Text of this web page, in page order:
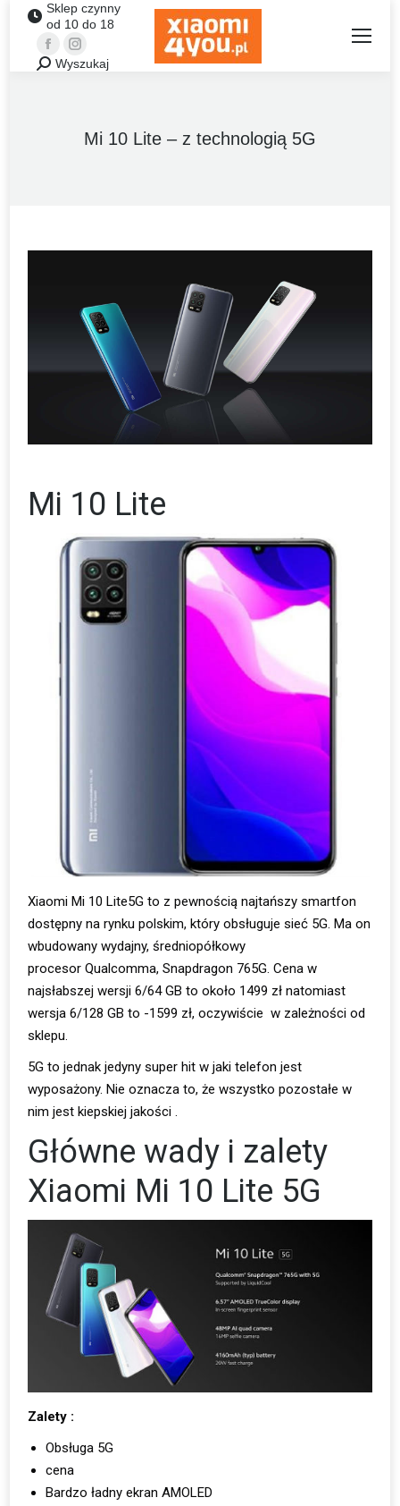
Sklep czynny
od 10 do 18
FacebookInstagram
Szukaj:Wyszukaj
Mi 10 Lite – z technologią 5G
Mi 10 Lite
Xiaomi Mi 10 Lite5G to z pewnością najtańszy smartfon
dostępny na rynku polskim, który obsługuje sieć 5G. Ma on
wbudowany wydajny, średniopółkowy
procesor Qualcomma, Snapdragon 765G. Cena w
najsłabszej wersji 6/64 GB to około 1499 zł natomiast
wersja 6/128 GB to -1599 zł, oczywiście w zależności od
sklepu.
5G to jednak jedyny super hit w jaki telefon jest
wyposażony. Nie oznacza to, że wszystko pozostałe w
nim jest kiepskiej jakości .
Główne wady i zalety
Xiaomi Mi 10 Lite 5G
Zalety :
Obsługa 5G
cena
Bardzo ładny ekran AMOLED